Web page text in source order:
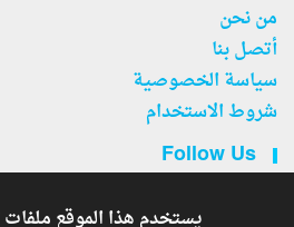
من نحن
أتصل بنا
سياسة الخصوصية
شروط الاستخدام
Follow Us
يستخدم هذا الموقع ملفات